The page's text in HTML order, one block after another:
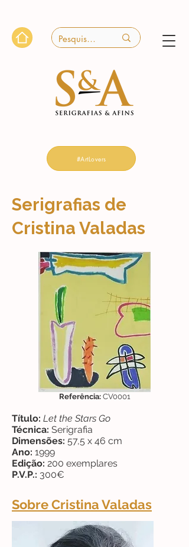
#ArtLovers
Serigrafias de
Cristina Valadas
Título: Let the Stars Go
Técnica: Serigrafia
Dimensões: 57,5 x 46 cm
Ano: 1999
Edição: 200 exemplares
P.V.P.: 300€
Referência:CV0001
Sobre Cristina Valadas